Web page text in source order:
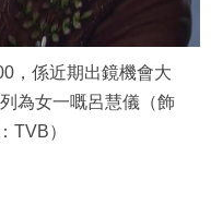
，係近期出鏡機會大
為女一嘅呂慧儀（飾
TVB）